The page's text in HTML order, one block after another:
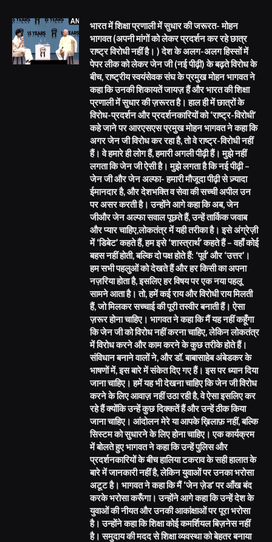
भारत में शिक्षा प्रणाली में सुधार की जरूरत- मोहन
भागवत (अपनी मांगों को लेकर प्रदर्शन कर रहे छात्र
राष्ट्र विरोधी नहीं है। ) देश के अलग-अलग हिस्सों में
पेपर लीक को लेकर जेन जी (नई पीढ़ी) के बढ़ते विरोध के
बीच, राष्ट्रीय स्वयंसेवक संघ के प्रमुख मोहन भागवत ने
कहा कि उनकी शिकायतें जायज़ हैं और भारत की शिक्षा
प्रणाली में सुधार की ज़रूरत है। हाल ही में छात्रों के
विरोध-प्रदर्शन और प्रदर्शनकारियों को ‘राष्ट्र-विरोधी’
कहे जाने पर आरएसएस प्रमुख मोहन भागवत ने कहा कि
अगर जेन जी विरोध कर रहा है, तो वे राष्ट्र-विरोधी नहीं
हैं। वे हमारे ही लोग हैं, हमारी अगली पीढ़ी हैं। मुझे नहीं
लगता कि जेन जी ऐसी है। मुझे लगता है कि नई पीढ़ी –
जेन जी और जेन अल्फा- हमारी मौजूदा पीढ़ी से ज़्यादा
ईमानदार है, और देशभक्ति व सेवा की सच्ची अपील उन
पर असर करती है। उन्होंने आगे कहा कि अब, जेन
जीऔर जेन अल्फा सवाल पूछते हैं, उन्हें तार्किक जवाब
और प्यार चाहिए,लोकतंत्र में यही तरीका है। इसे अंग्रेज़ी
में ‘डिबेट’ कहते हैं, हम इसे ‘शास्त्रार्थ’ कहते हैं – वहाँ कोई
बहस नहीं होती, बल्कि दो पक्ष होते हैं: ‘पूर्व’ और ‘उत्तर’।
हम सभी पहलुओं को देखते हैं और हर किसी का अपना
नज़रिया होता है, इसलिए हर विषय पर एक नया पहलू
सामने आता है। तो, हमें कई राय और विरोधी राय मिलती
हैं, जो मिलकर सच्चाई की पूरी तस्वीर बनाती हैं। ऐसा
ज़रूर होना चाहिए। भागवत ने कहा कि मैं यह नहीं कहूँगा
कि जेन जी को विरोध नहीं करना चाहिए, लेकिन लोकतंत्र
में विरोध करने और काम करने के कुछ तरीके होते हैं।
संविधान बनाने वालों ने, और डॉ. बाबासाहेब अंबेडकर के
भाषणों में, इस बारे में संकेत दिए गए हैं। इस पर ध्यान दिया
जाना चाहिए। हमें यह भी देखना चाहिए कि जेन जी विरोध
करने के लिए आवाज़ नहीं उठा रही है, वे ऐसा इसलिए कर
रहे हैं क्योंकि उन्हें कुछ दिक्कतें हैं और उन्हें ठीक किया
जाना चाहिए। आंदोलन मेरे या आपके ख़िलाफ़ नहीं, बल्कि
सिस्टम को सुधारने के लिए होना चाहिए। एक कार्यक्रम
में बोलते हुए भागवत ने कहा कि उन्हें पुलिस और
प्रदर्शनकारियों के बीच हालिया टकराव के सही हालात के
बारे में जानकारी नहीं है, लेकिन युवाओं पर उनका भरोसा
अटूट है। भागवत ने कहा कि मैं ‘जेन ज़ेड’ पर आँख बंद
करके भरोसा करूँगा। उन्होंने आगे कहा कि उन्हें देश के
युवाओं की नीयत और उनकी आकांक्षाओं पर पूरा भरोसा
है। उन्होंने कहा कि शिक्षा कोई कमर्शियल बिज़नेस नहीं
है। समुदाय की मदद से शिक्षा व्यवस्था को बेहतर बनाया